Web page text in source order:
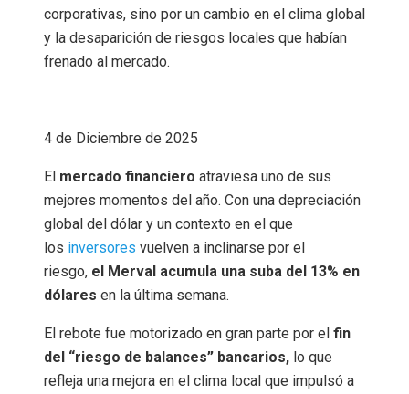
corporativas, sino por un cambio en el clima global
y la desaparición de riesgos locales que habían
frenado al mercado.
4 de Diciembre de 2025
El mercado financiero atraviesa uno de sus
mejores momentos del año. Con una depreciación
global del dólar y un contexto en el que
los inversores vuelven a inclinarse por el
riesgo, el Merval acumula una suba del 13% en
dólares en la última semana.
El rebote fue motorizado en gran parte por el fin
del “riesgo de balances” bancarios, lo que
refleja una mejora en el clima local que impulsó a